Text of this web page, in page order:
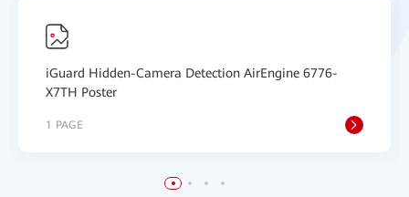
iGuard Hidden-Camera Detection AirEngine 6776-
X7TH Poster
1 PAGE